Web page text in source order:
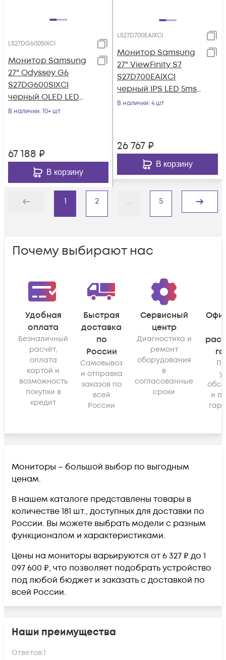
LS27DG600SIXCI
Монитор Samsung
27" Odyssey G6
S27DG600SIXCI
черный OLED LED
1ms 16:9 HDMI
В наличии: 10+ шт
67 188 ₽
В корзину
LS27D700EAIXCI
Монитор Samsung
27" ViewFinity S7
S27D700EAIXCI
черный IPS LED 5ms
16:9 HDMI матовая
В наличии: 4 шт
26 767 ₽
В корзину
Назад
1 2 ... 5
Дальше
Почему выбирают нас
Удобная
оплата
Безналичный
расчёт,
оплата
картой и
возможность
покупки в
кредит
Быстрая
доставка
по
России
Самовывоз
и отправка
заказов по
всей
России
Сервисный
центр
Диагностика и
ремонт
оборудования
в
согласованные
сроки
и
Мониторы – большой выбор по выгодным
ценам.
В нашем каталоге представлены товары в
количестве 181 шт., доступных для доставки по
России. Вы можете выбрать модели с разным
функционалом и характеристиками.
Цены на мониторы варьируются от 6 327 ₽ до 1
097 600 ₽, что позволяет подобрать устройство
под любой бюджет и заказать с доставкой по
всей России.
Наши преимущества
Ответов:1